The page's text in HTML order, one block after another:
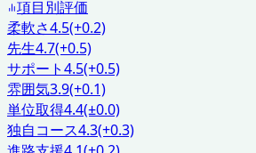
項目別評価
柔軟さ4.5(+0.2)
先生4.7(+0.5)
サポート4.5(+0.5)
雰囲気3.9(+0.1)
単位取得4.4(±0.0)
独自コース4.3(+0.3)